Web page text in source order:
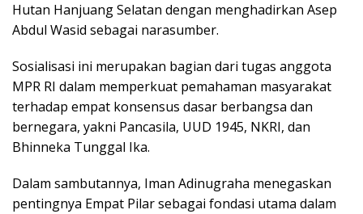
Hutan Hanjuang Selatan dengan menghadirkan Asep
Abdul Wasid sebagai narasumber.
Sosialisasi ini merupakan bagian dari tugas anggota
MPR RI dalam memperkuat pemahaman masyarakat
terhadap empat konsensus dasar berbangsa dan
bernegara, yakni Pancasila, UUD 1945, NKRI, dan
Bhinneka Tunggal Ika.
Dalam sambutannya, Iman Adinugraha menegaskan
pentingnya Empat Pilar sebagai fondasi utama dalam